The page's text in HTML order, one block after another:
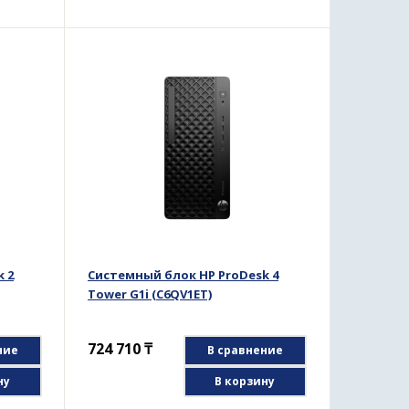
2
Системный блок HP ProDesk 4
Tower G1i (C6QV1ET)
724 710₸
В сравнение
В корзину